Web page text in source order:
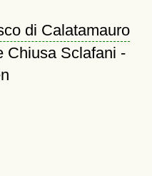
di Calatamauro
Chiusa Sclafani -